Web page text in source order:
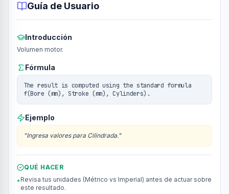
Guía de Usuario
Introducción
Volumen motor.
Fórmula
The result is computed using the standard formula
f(Bore (mm), Stroke (mm), Cylinders).
Ejemplo
"Ingresa valores para Cilindrada."
QUÉ HACER
• Revisa tus unidades (Métrico vs Imperial) antes de actuar sobre
este resultado.